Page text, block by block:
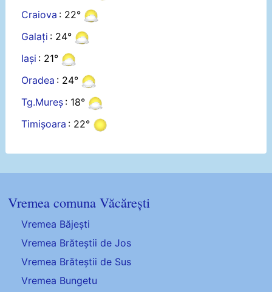
Craiova : 22°
Galați : 24°
Iași : 21°
Oradea : 24°
Tg.Mureș : 18°
Timișoara : 22°
Vremea comuna Văcărești
Vremea Băjești
Vremea Brăteștii de Jos
Vremea Brăteștii de Sus
Vremea Bungetu